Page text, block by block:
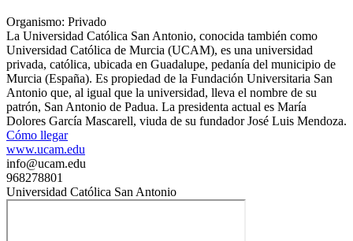
Organismo: Privado
La Universidad Católica San Antonio, conocida también como
Universidad Católica de Murcia (UCAM), es una universidad
privada, católica, ubicada en Guadalupe, pedanía del municipio de
Murcia (España). Es propiedad de la Fundación Universitaria San
Antonio que, al igual que la universidad, lleva el nombre de su
patrón, San Antonio de Padua. La presidenta actual es María
Dolores García Mascarell, viuda de su fundador José Luis Mendoza.
Cómo llegar
www.ucam.edu
info@ucam.edu
968278801
Universidad Católica San Antonio